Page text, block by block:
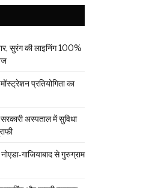
सुरंग की लाइनिंग 100%
प्रतियोगिता का
अस्पताल में सुविधा
गाजियाबाद से गुरुग्राम